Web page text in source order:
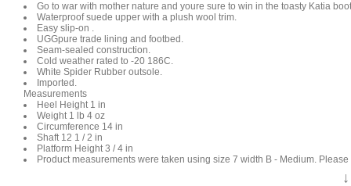
Go to war with mother nature and youre sure to win in the toasty Katia
Waterproof suede upper with a plush wool trim.
Easy slip-on .
UGGpure trade lining and footbed.
Seam-sealed construction.
Cold weather rated to -20 186C.
White Spider Rubber outsole.
Imported.
Measurements
Heel Height 1 in
Weight 1 lb 4 oz
Circumference 14 in
Shaft 12 1 / 2 in
Platform Height 3 / 4 in
Product measurements were taken using size 7 width B - Medium.